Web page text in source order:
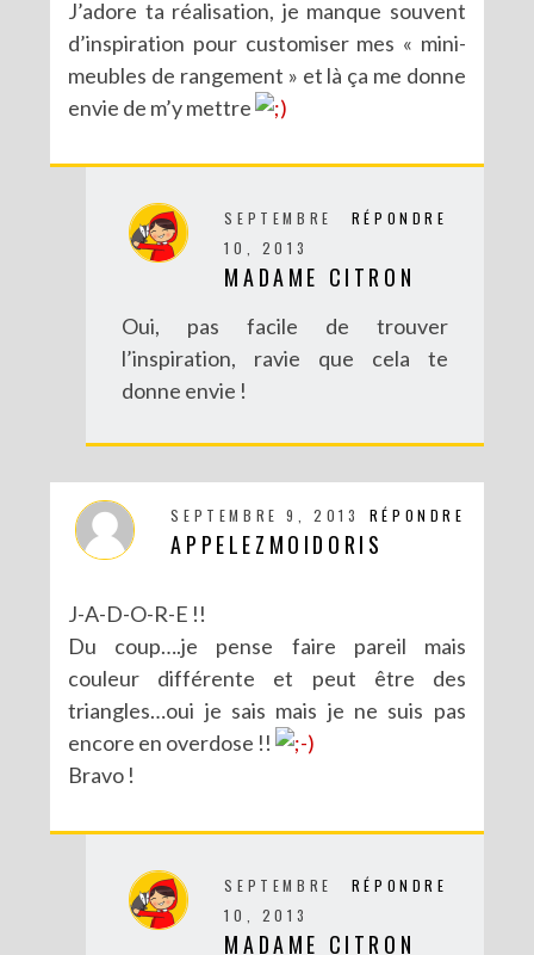
DIY : POTS À SUCCULENTES FURIEUSEMENT MARBRÉS (BATTLE #17)
J’adore ta réalisation, je manque souvent
d’inspiration pour customiser mes « mini-
meubles de rangement » et là ça me donne
envie de m’y mettre
RÉPONDRE
SEPTEMBRE
10, 2013
MADAME CITRON
Oui, pas facile de trouver
l’inspiration, ravie que cela te
donne envie !
RÉPONDRE
SEPTEMBRE 9, 2013
APPELEZMOIDORIS
J-A-D-O-R-E !!
Du coup….je pense faire pareil mais
couleur différente et peut être des
triangles…oui je sais mais je ne suis pas
encore en overdose !!
Bravo !
RÉPONDRE
SEPTEMBRE
10, 2013
MADAME CITRON